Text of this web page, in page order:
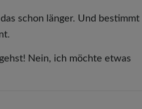
schon länger. Und bestimmt
Nein, ich möchte etwas